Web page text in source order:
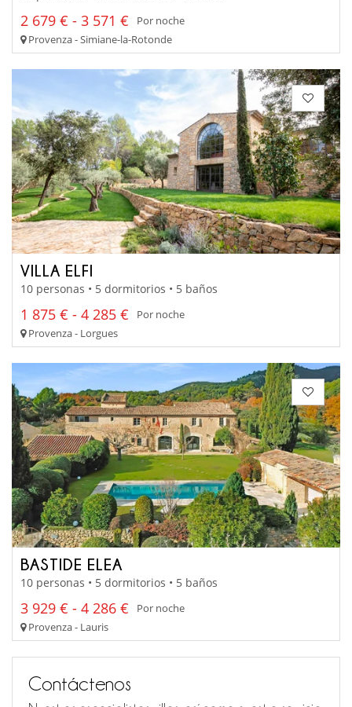
2 679 € - 3 571 €
Por noche
Provenza - Simiane-la-Rotonde
VILLA ELFI
10 personas • 5 dormitorios • 5 baños
1 875 € - 4 285 €
Por noche
Provenza - Lorgues
BASTIDE ELEA
10 personas • 5 dormitorios • 5 baños
3 929 € - 4 286 €
Por noche
Provenza - Lauris
Contáctenos